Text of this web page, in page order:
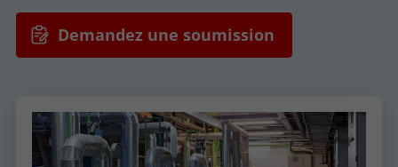
Demandez une soumission